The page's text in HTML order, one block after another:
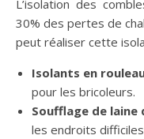
L’isolation des
30% des pertes de
peut réaliser cette
Isolants en
pour les bricoleurs.
Soufflage de laine
les endroits difficiles